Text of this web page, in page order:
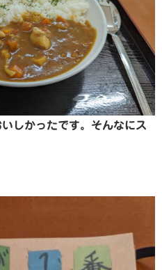
しかったです。そんなにス